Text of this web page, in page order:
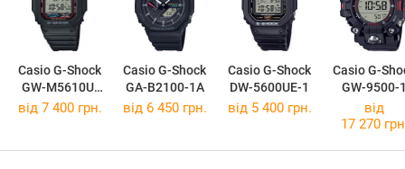
Casio G-Shock
GW-M5610U-
1E
Casio G-Shock
GA-B2100-1A
Casio G-Shock
DW-5600UE-1
Casio G-
GW-9500-
від 7 400 грн. від 6 450 грн. від 5 400 грн.
від
17 270